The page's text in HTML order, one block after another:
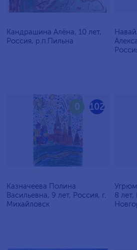
Кандрашина Алёна, 10 лет,
Россия, р.п.Пильна
102
0
Казначеева Полина
Васильевна, 9 лет, Россия, г.
Михайловск
8